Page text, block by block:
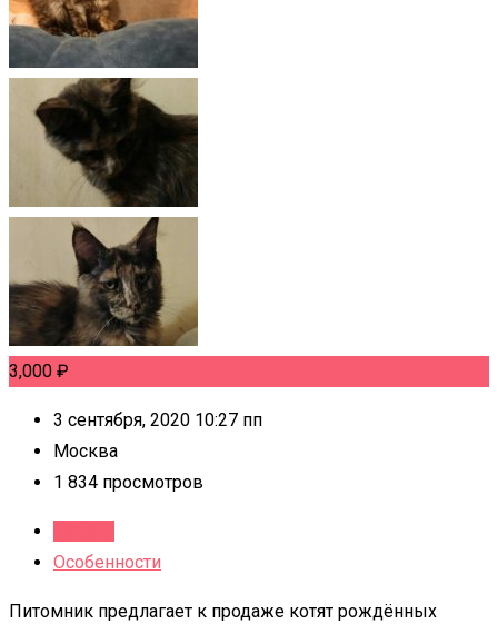
3,000 ₽
3 сентября, 2020 10:27 пп
Москва
1 834 просмотров
Особенности
Питомник предлагает к продаже котят рождённых